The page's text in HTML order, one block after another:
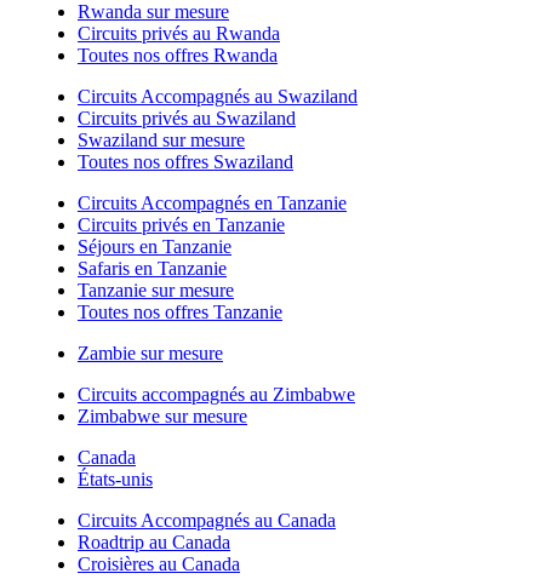
Rwanda sur mesure
Circuits privés au Rwanda
Toutes nos offres Rwanda
Circuits Accompagnés au Swaziland
Circuits privés au Swaziland
Swaziland sur mesure
Toutes nos offres Swaziland
Circuits Accompagnés en Tanzanie
Circuits privés en Tanzanie
Séjours en Tanzanie
Safaris en Tanzanie
Tanzanie sur mesure
Toutes nos offres Tanzanie
Zambie sur mesure
Circuits accompagnés au Zimbabwe
Zimbabwe sur mesure
Canada
États-unis
Circuits Accompagnés au Canada
Roadtrip au Canada
Croisières au Canada